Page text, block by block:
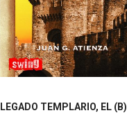
LEGADO TEMPLARIO, EL (B)